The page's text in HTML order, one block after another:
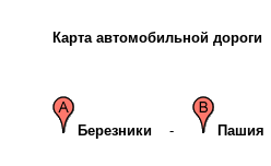
Карта автомобильной дороги
Березники- Пашия